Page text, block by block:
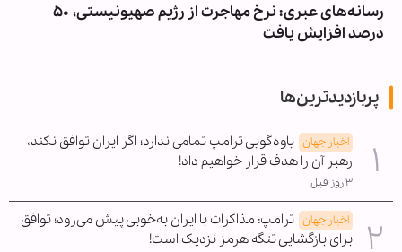
رسانه‌های عبری: نرخ مهاجرت از رژیم صهیونیستی، ۵۰
درصد افزایش یافت
پربازدیدترین‌ها
اخبار جهان یاوه‌گویی ترامپ تمامی ندارد؛ اگر ایران توافق نکند،
رهبر آن را هدف قرار خواهیم داد!
۳ روز قبل
اخبار جهان ترامپ: مذاکرات با ایران به‌خوبی پیش می‌رود؛ توافق
برای بازگشایی تنگه هرمز نزدیک است!